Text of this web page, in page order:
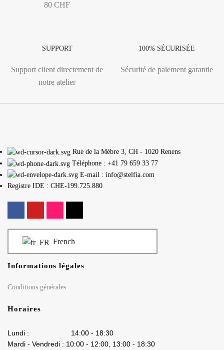
80 CHF
SUPPORT
Support client directement de
notre atelier
100% SÉCURISÉE
Sécurité de paiement garantie
Rue de la Mèbre 3, CH - 1020 Renens
Téléphone : +41 79 659 33 77
E-mail : info@stelfia.com
Registre IDE : CHE-199.725.880
French
Informations légales
Conditions générales
Horaires
Lundi : 14:00 - 18:30
Mardi - Vendredi : 10:00 - 12:00, 13:00 - 18:30